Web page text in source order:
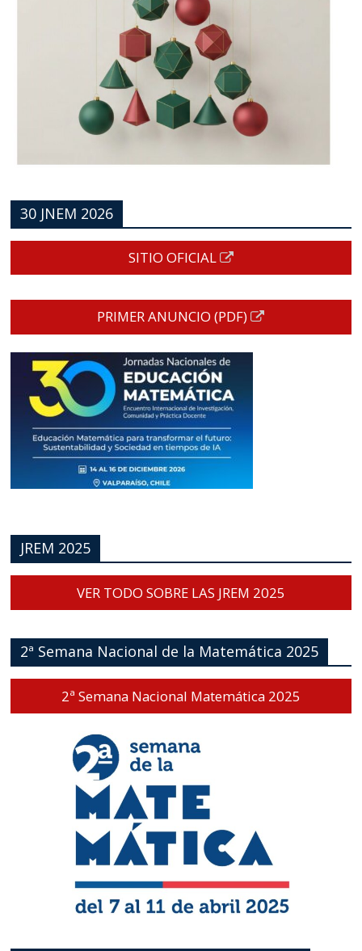
30 JNEM 2026
SITIO OFICIAL
PRIMER ANUNCIO (PDF)
JREM 2025
VER TODO SOBRE LAS JREM 2025
2ª Semana Nacional de la Matemática 2025
2ª Semana Nacional Matemática 2025